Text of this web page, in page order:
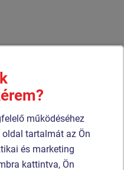
ferde mászófal, csúszda,
- teljes
működéséhez
tartalmát az Ön
és marketing
kattintva, Ön